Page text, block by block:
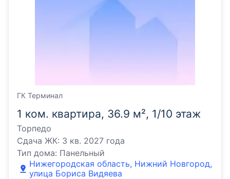
1 ком. квартира, 36.9 м², 1/10 этаж
Торпедо
Сдача ЖК: 3 кв. 2027 года
Тип дома: Панельный
Нижегородская область, Нижний Новгород,
улица Бориса Видяева
ГК Терминал